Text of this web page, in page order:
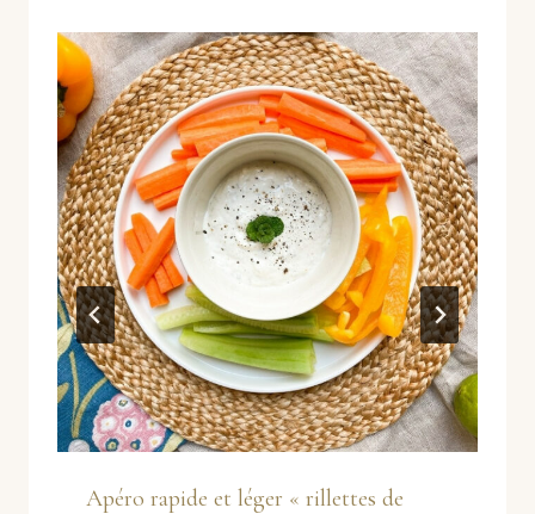
Apéro rapide et léger « rillettes de